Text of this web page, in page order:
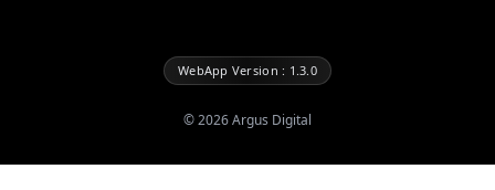
WebApp Version : 1.3.0
©2026Argus Digital